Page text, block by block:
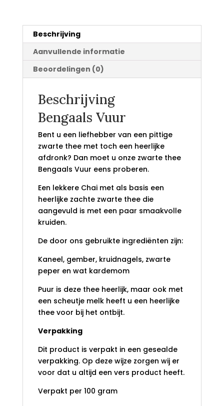
Beschrijving
Aanvullende informatie
Beoordelingen (0)
Beschrijving
Bengaals Vuur
Bent u een liefhebber van een pittige
zwarte thee met toch een heerlijke
afdronk? Dan moet u onze zwarte thee
Bengaals Vuur eens proberen.
Een lekkere Chai met als basis een
heerlijke zachte zwarte thee die
aangevuld is met een paar smaakvolle
kruiden.
De door ons gebruikte ingrediënten zijn:
Kaneel, gember, kruidnagels, zwarte
peper en wat kardemom
Puur is deze thee heerlijk, maar ook met
een scheutje melk heeft u een heerlijke
thee voor bij het ontbijt.
Verpakking
Dit product is verpakt in een gesealde
verpakking. Op deze wijze zorgen wij er
voor dat u altijd een vers product heeft.
Verpakt per 100 gram